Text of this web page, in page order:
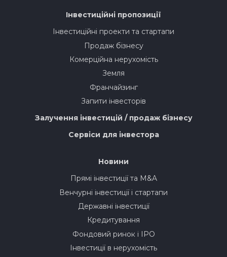
Інвестиційні пропозиції
Інвестиційні проекти та стартапи
Продаж бізнесу
Комерційна нерухомість
Земля
Франчайзинг
Запити інвесторів
Залучення інвестицій / продаж бізнесу
Сервіси для інвестора
Новини
Прямі інвестиції та M&A
Венчурні інвестиції і стартапи
Державні інвестиції
Кредитування
Фондовий ринок і IPO
Інвестиції в нерухомість